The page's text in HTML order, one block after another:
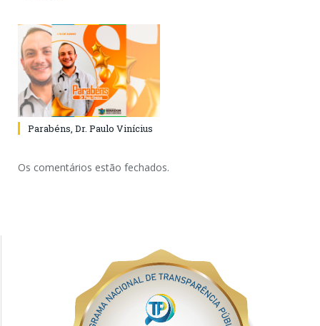
Parabéns, Dr. Paulo Vinícius
Os comentários estão fechados.